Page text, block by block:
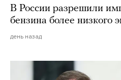
В России разрешили
бензина более низкого
день назад